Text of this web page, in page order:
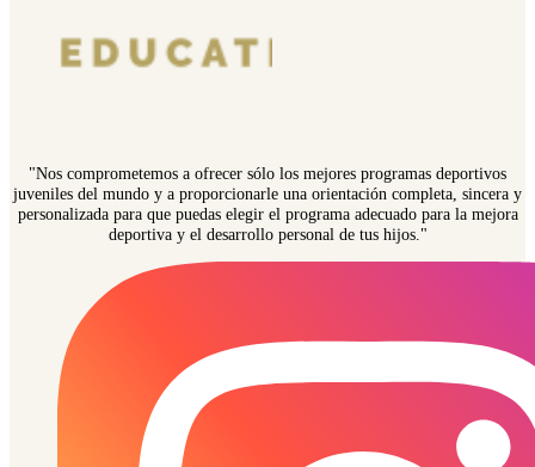
"Nos comprometemos a ofrecer sólo los mejores programas deportivos
juveniles del mundo y a proporcionarle una orientación completa, sincera y
personalizada para que puedas elegir el programa adecuado para la mejora
deportiva y el desarrollo personal de tus hijos."